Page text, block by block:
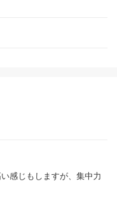
感じもしますが、集中力